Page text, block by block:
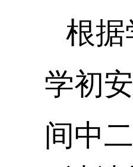
根据
学初
间中